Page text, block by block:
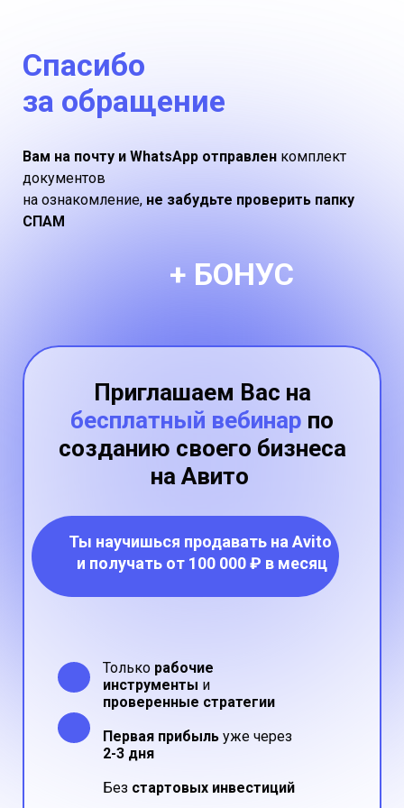
Спасибо
за обращение
Вам на почту и WhatsApp отправлен комплект
документов
на ознакомление, не забудьте проверить папку
СПАМ
Приглашаем Вас на
бесплатный вебинар по
созданию своего бизнеса
на Авито
Ты научишься продавать на Avito
и получать от 100 000 ₽ в месяц
Без стартовых инвестиций
Только рабочие
инструменты и
проверенные стратегии
Первая прибыль уже через
2-3 дня
+ БОНУС